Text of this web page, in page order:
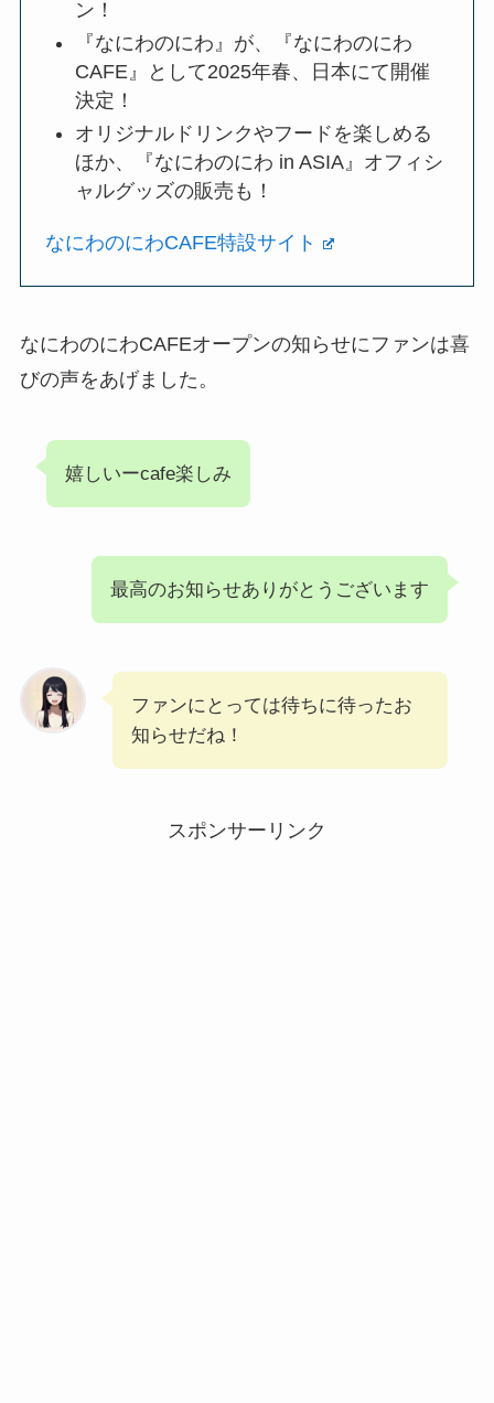
ン！
『なにわのにわ』が、『なにわのにわ
CAFE』として2025年春、日本にて開催
決定！
オリジナルドリンクやフードを楽しめる
ほか、『なにわのにわ in ASIA』オフィシ
ャルグッズの販売も！
なにわのにわCAFE特設サイト
なにわのにわCAFEオープンの知らせにファンは喜
びの声をあげました。
嬉しいーcafe楽しみ
最高のお知らせありがとうございます
ファンにとっては待ちに待ったお
知らせだね！
スポンサーリンク